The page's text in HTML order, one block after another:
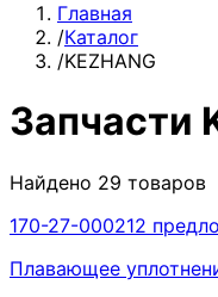
Главная
/Каталог
/KEZHANG
Запчасти
Найдено 29 товаров
170-27-000212
Плавающее